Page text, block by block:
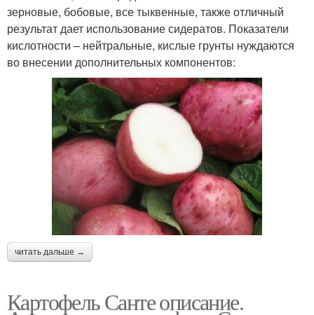
зерновые, бобовые, все тыквенные, также отличный
результат дает использование сидератов. Показатели
кислотности – нейтральные, кислые грунты нуждаются
во внесении дополнительных компонентов:
читать дальше →
Картофель Санте описание.